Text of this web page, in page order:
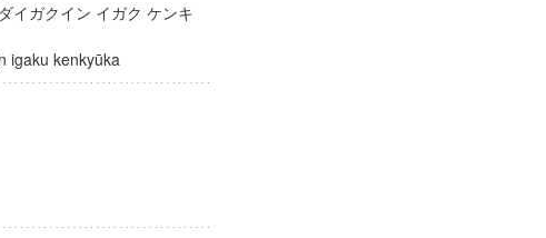
イガクイン イガク ケンキ
igaku kenkyūka